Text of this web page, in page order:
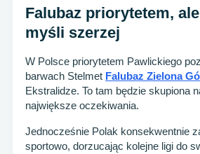
Falubaz priorytetem,
myśli szerzej
W Polsce priorytetem Pawlickiego
barwach Stelmet Falubaz Zielona
Ekstralidze. To tam będzie skupiona
największe oczekiwania.
Jednocześnie Polak konsekwentnie
sportowo, dorzucając kolejne ligi do